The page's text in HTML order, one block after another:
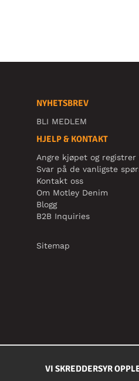
NYHETSBREV
BLI MEDLEM
HJELP & KONTAKT
Angre kjøpet og
Svar på de vanligste
Kontakt oss
Om Motley Denim
Blogg
B2B Inquiries
Sitemap
VI SKREDDERSYR